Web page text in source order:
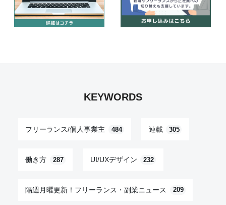
KEYWORDS
フリーランス/個人事業主 484 連載 305
働き方 287 UI/UXデザイン 232
隔週月曜更新！フリーランス・副業ニュース 209